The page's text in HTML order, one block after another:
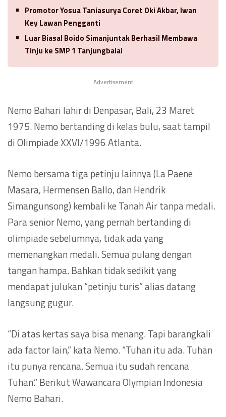
Promotor Yosua Taniasurya Coret Oki Akbar, Iwan
Key Lawan Pengganti
Luar Biasa! Boido Simanjuntak Berhasil Membawa
Tinju ke SMP 1 Tanjungbalai
Advertisement
Nemo Bahari lahir di Denpasar, Bali, 23 Maret
1975. Nemo bertanding di kelas bulu, saat tampil
di Olimpiade XXVI/1996 Atlanta.
Nemo bersama tiga petinju lainnya (La Paene
Masara, Hermensen Ballo, dan Hendrik
Simangunsong) kembali ke Tanah Air tanpa medali.
Para senior Nemo, yang pernah bertanding di
olimpiade sebelumnya, tidak ada yang
memenangkan medali. Semua pulang dengan
tangan hampa. Bahkan tidak sedikit yang
mendapat julukan “petinju turis” alias datang
langsung gugur.
“Di atas kertas saya bisa menang. Tapi barangkali
ada factor lain,” kata Nemo. “Tuhan itu ada. Tuhan
itu punya rencana. Semua itu sudah rencana
Tuhan.” Berikut Wawancara Olympian Indonesia
Nemo Bahari.